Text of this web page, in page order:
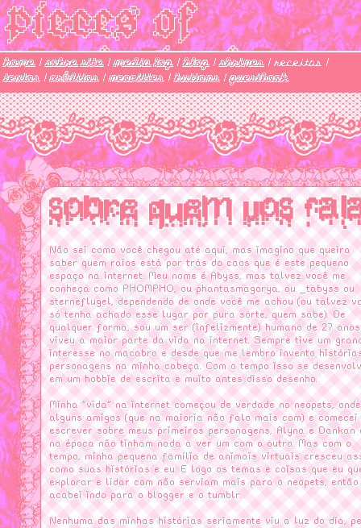
home|sobre site|media log|blog|shrines| receitas |
textos|créditos|neocities|buttons|guestbook
pieces of
wonderland
sobre quem vos
Não sei como você chegou até aqui, mas imagino que queira
saber quem raios está por trás do caos que é este pequeno
espaço na internet. Meu nome é Abyss, mas talvez você me
conheça como PHOMPHO, ou phantasmagorya, ou _tabyss ou
sterneflugel, dependendo de onde você me achou (ou talvez
só tenha achado esse lugar por pura sorte, quem sabe). De
qualquer forma, sou um ser (infelizmente) humano de 27
viveu a maior parte da vida na internet. Sempre tive um
interesse no macabro e desde que me lembro invento
personagens na minha cabeça. Com o tempo isso se
em um hobbie de escrita e muito antes disso desenho.
Minha "vida" na internet começou de verdade no neopets,
alguns amigos (que na maioria não falo mais com) e comecei
escrever sobre meus primeiros personagens, Alyna e Dankan
na época não tinham nada a ver um com o outro. Mas com o
tempo, minha pequena família de animais virtuais cresceu
como suas histórias e eu. E logo os temas e coisas que eu
explorar e lidar com não serviam mais para o neopets, então
acabei indo para o blogger e o tumblr.
Nenhuma das minhas histórias seriamente viu a luz do dia,